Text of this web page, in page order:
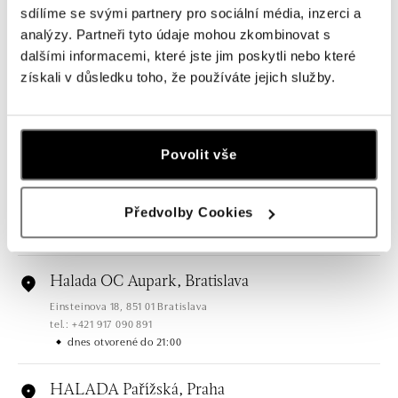
sdílíme se svými partnery pro sociální média, inzerci a
analýzy. Partneři tyto údaje mohou zkombinovat s
dalšími informacemi, které jste jim poskytli nebo které
získali v důsledku toho, že používáte jejich služby.
Povolit vše
Předvolby Cookies
Všetky Česko Slovensko
HALADA OC Eurovea, Bratislava
Pribinova 8, 811 09 Bratislava
tel.: +421 917 090 372
Halada OC Aupark, Bratislava
Einsteinova 18, 851 01 Bratislava
tel.: +421 917 090 891
dnes otvorené do 21:00
HALADA Pařížská, Praha